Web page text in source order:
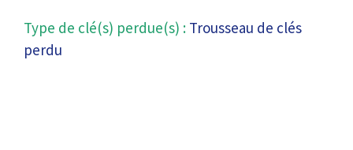
Type de clé(s) perdue(s) : Trousseau de clés
perdu